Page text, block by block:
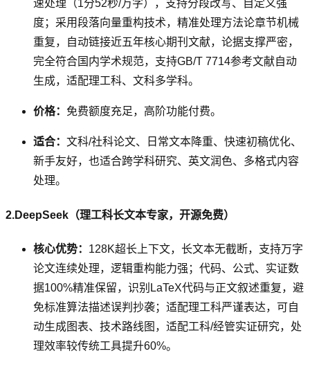
速处理（1分52秒/万字），支持分段改写、自定义强
度；采用段落向量重构技术，精准处理方法论章节机械
重复，自动链接近五年核心期刊文献，论据支撑严密，
完全符合国内学术规范，支持GB/T 7714参考文献自动
生成，适配理工科、文科多学科。
价格： 免费额度充足，高阶功能付费。
适合： 文科/社科论文、日常文本降重、快速初稿优化、
新手友好，也适合跨学科研究、英文润色、多格式内容
处理。
2.DeepSeek（理工科长文本专家，开源免费）
核心优势： 128K超长上下文，长文本无截断，支持万字
论文连续处理，逻辑重构能力强；代码、公式、实证数
据100%精准保留，识别LaTeX代码与正文叙述重复，避
免标准算法描述误判抄袭；适配理工科严谨表达，可自
动生成图表、技术路线图，适配工科/经管实证研究，处
理效率较传统工具提升60%。